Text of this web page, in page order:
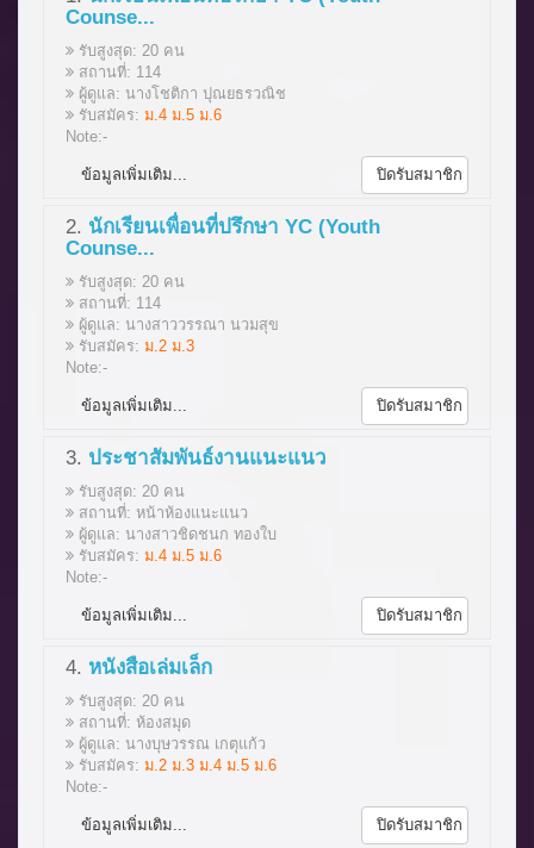
Counse...
รับสูงสุด: 20 คน
สถานที่: 114
ผู้ดูแล: นางโชติกา ปุณยธรวณิช
รับสมัคร: ม.4 ม.5 ม.6
Note:-
ข้อมูลเพิ่มเติม... ปิดรับสมาชิก
2. นักเรียนเพื่อนที่ปรึกษา YC (Youth
Counse...
รับสูงสุด: 20 คน
สถานที่: 114
ผู้ดูแล: นางสาววรรณา นวมสุข
รับสมัคร: ม.2 ม.3
Note:-
ข้อมูลเพิ่มเติม... ปิดรับสมาชิก
3. ประชาสัมพันธ์งานแนะแนว
รับสูงสุด: 20 คน
สถานที่: หน้าห้องแนะแนว
ผู้ดูแล: นางสาวชิดชนก ทองใบ
รับสมัคร: ม.4 ม.5 ม.6
Note:-
ข้อมูลเพิ่มเติม... ปิดรับสมาชิก
4. หนังสือเล่มเล็ก
รับสูงสุด: 20 คน
สถานที่: ห้องสมุด
ผู้ดูแล: นางบุษวรรณ เกตุแก้ว
รับสมัคร: ม.2 ม.3 ม.4 ม.5 ม.6
Note:-
ข้อมูลเพิ่มเติม... ปิดรับสมาชิก